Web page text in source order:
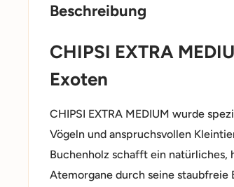
Beschreibung
CHIPSI EXTRA
Exoten
CHIPSI EXTRA MEDIUM wurde
Vögeln und anspruchsvollen
Buchenholz schafft ein
Atemorgane durch seine staubfreie